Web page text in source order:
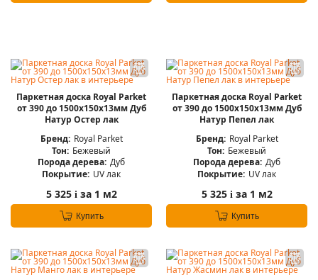
Паркетная доска Royal Parket
от 390 до 1500х150х13мм Дуб
Натур Остер лак
Бренд: Royal Parket
Тон: Бежевый
Порода дерева: Дуб
Покрытие: UV лак
5 325 iза 1 м2
Купить
Паркетная доска Royal Parket
от 390 до 1500х150х13мм Дуб
Натур Пепел лак
Бренд: Royal Parket
Тон: Бежевый
Порода дерева: Дуб
Покрытие: UV лак
5 325 iза 1 м2
Купить